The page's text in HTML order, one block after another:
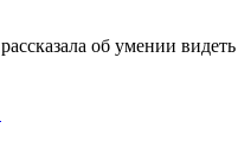
об умении